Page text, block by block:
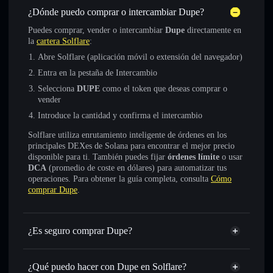
¿Dónde puedo comprar o intercambiar Dupe?
Puedes comprar, vender o intercambiar Dupe directamente en
la cartera Solflare:
Abre Solflare (aplicación móvil o extensión del navegador)
Entra en la pestaña de Intercambio
Selecciona DUPE como el token que deseas comprar o
vender
Introduce la cantidad y confirma el intercambio
Solflare utiliza enrutamiento inteligente de órdenes en los
principales DEXes de Solana para encontrar el mejor precio
disponible para ti. También puedes fijar órdenes límite o usar
DCA (promedio de coste en dólares) para automatizar tus
operaciones. Para obtener la guía completa, consulta Cómo
comprar Dupe.
¿Es seguro comprar Dupe?
Dupe token verificado
¿Qué puedo hacer con Dupe en Solflare?